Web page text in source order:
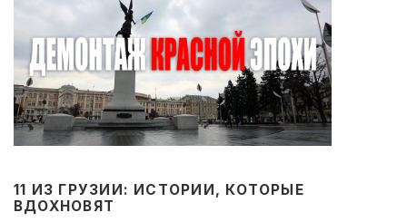
11 ИЗ ГРУЗИИ: ИСТОРИИ, КОТОРЫЕ
ВДОХНОВЯТ